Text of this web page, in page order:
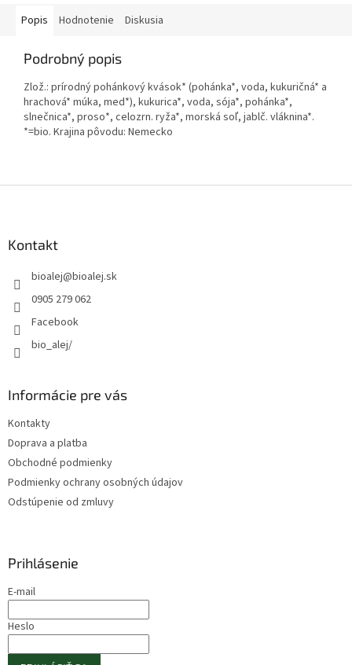
Popis Hodnotenie Diskusia
Podrobný popis
Zlož.: prírodný pohánkový kvások* (pohánka*, voda, kukuričná* a
hrachová* múka, med*), kukurica*, voda, sója*, pohánka*,
slnečnica*, proso*, celozrn. ryža*, morská soľ, jablč. vláknina*.
*=bio. Krajina pôvodu: Nemecko
Kontakt
bioalej@bioalej.sk
0905 279 062
Facebook
bio_alej/
Informácie pre vás
Kontakty
Doprava a platba
Obchodné podmienky
Podmienky ochrany osobných údajov
Odstúpenie od zmluvy
Prihlásenie
E-mail
Heslo